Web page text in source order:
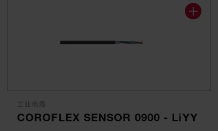
COROFLEX SENSOR 0900 - LiYY